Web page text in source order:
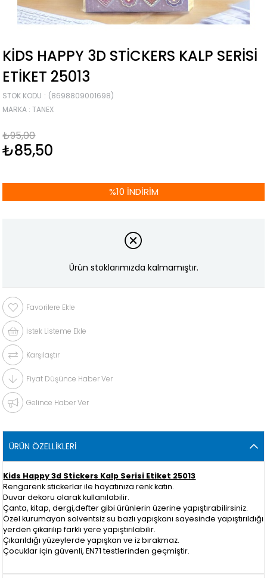
KIDS HAPPY 3D STICKERS KALP SERISI
ETIKET 25013
STOK KODU
(8698809001698)
MARKA : TANEX
₺95,00
₺85,50
%10 İNDIRIM
Ürün stoklarımızda kalmamıştır.
Favorilere Ekle
İstek Listeme Ekle
Karşılaştır
Fiyat Düşünce Haber Ver
Gelince Haber Ver
ÜRÜN ÖZELLIKLERI
Kids Happy 3d Stickers Kalp Serisi Etiket 25013
Rengarenk stickerlar ile hayatınıza renk katın.
Duvar dekoru olarak kullanılabilir.
Çanta, kitap, dergi,defter gibi ürünlerin üzerine yapıştırabilirsiniz.
Özel kurumayan solventsiz su bazlı yapışkanı sayesinde yapıştırıldığı
yerden çıkarılıp farklı yere yapıştırılabilir.
Çıkarıldığı yüzeylerde yapışkan ve iz bırakmaz.
Çocuklar için güvenli, EN71 testlerinden geçmiştir.